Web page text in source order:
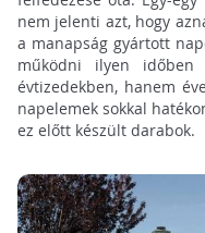
nem jelenti azt, hogy
a manapság gyártott
működni ilyen
évtizedekben, hanem
napelemek sokkal
ez előtt készült darabok.